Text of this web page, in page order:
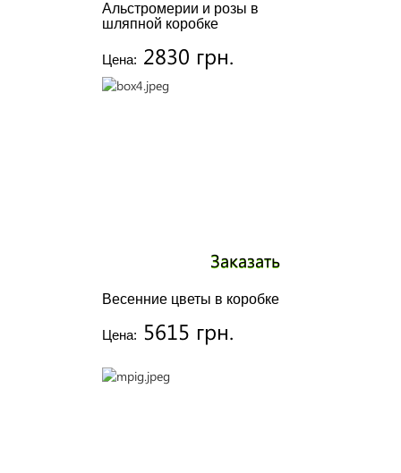
Альстромерии и розы в
шляпной коробке
Цена: 2830 грн.
Весенние цветы в коробке
Цена: 5615 грн.
Заказать